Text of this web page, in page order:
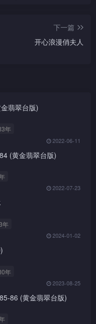
下一篇
开心浪漫俏夫人
翡翠台版)
年
2022-06-11
(黄金翡翠台版)
2022-07-23
年
2024-01-02
年
2023-08-25
86 (黄金翡翠台版)